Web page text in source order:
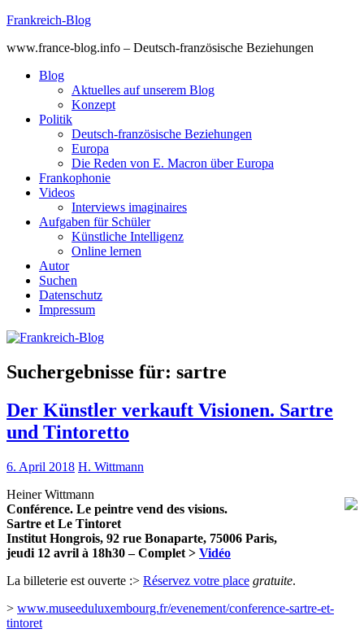
Skip
content
Frankreich-Blog
www.france-blog.info – Deutsch-französische Beziehungen
Blog
Aktuelles auf unserem Blog
Konzept
Politik
Deutsch-französische Beziehungen
Europa
Die Reden von E. Macron über Europa
Frankophonie
Videos
Interviews imaginaires
Aufgaben für Schüler
Künstliche Intelligenz
Online lernen
Autor
Suchen
Datenschutz
Impressum
Suchergebnisse für: sartre
Der Künstler verkauft Visionen. Sartre
und Tintoretto
6. April 2018 H. Wittmann
Heiner Wittmann
Conférence. Le peintre vend des visions.
Sartre et Le Tintoret
Institut Hongrois, 92 rue Bonaparte, 75006 Paris,
jeudi 12 avril à 18h30 – Complet > Vidéo
La billeterie est ouverte :> Réservez votre place gratuite.
> www.museeduluxembourg.fr/evenement/conference-sartre-et-
tintoret